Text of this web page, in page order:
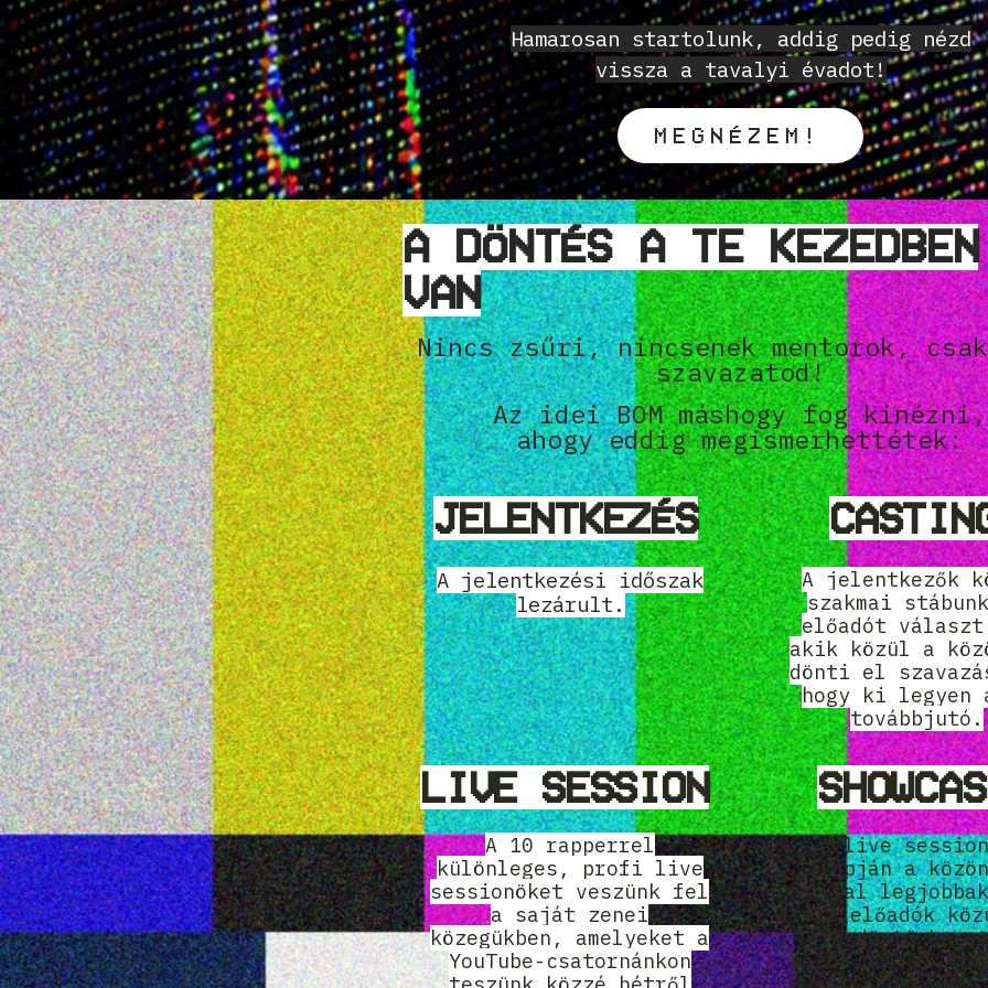
Hamarosan startolunk, addig pedig nézd
vissza a tavalyi évadot!
MEGNÉZEM!
A DÖNTÉS A TE KEZEDBEN
VAN
Nincs zsűri, nincsenek mentorok,
szavazatod!
Az idei BOM máshogy fog kinézni,
ahogy eddig megismerhettétek:
JELENTKEZÉS
A jelentkezési időszak
lezárult.
A jelentkezők
szakmai
előadót
akik közül a
dönti el
hogy ki legyen
továbbjutó.
LIVE SESSION
A 10 rapperrel
különleges, profi live
sessionöket veszünk fel
a saját zenei
közegükben, amelyeket a
YouTube-csatornánkon
A live
alapján a
által
ítélt előadók
élő döntő
belül dől el,